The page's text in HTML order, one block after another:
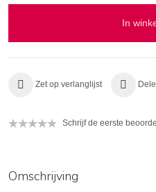
In
Zet op verlanglijst
Schrijf de eerste
Omschrijving